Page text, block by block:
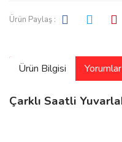
Ürün Paylaş :
Ürün Bilgisi Yorumlar
Çarklı Saatli